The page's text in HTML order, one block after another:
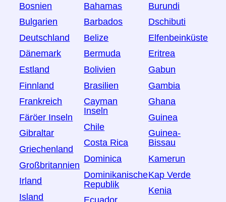
Bosnien
Bulgarien
Deutschland
Dänemark
Estland
Finnland
Frankreich
Färöer Inseln
Gibraltar
Griechenland
Großbritannien
Irland
Island
Bahamas
Barbados
Belize
Bermuda
Bolivien
Brasilien
Cayman
Inseln
Chile
Costa Rica
Dominica
Dominikanische
Republik
Burundi
Dschibuti
Elfenbeinküste
Eritrea
Gabun
Gambia
Ghana
Guinea
Guinea-
Bissau
Kamerun
Kap Verde
Kenia